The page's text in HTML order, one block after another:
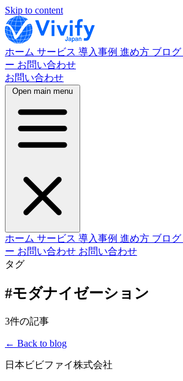
Skip to content
ホーム サービス 導入事例 進め方 ブログ
ー お問い合わせ
お問い合わせ
Open main menu
ホーム サービス 導入事例 進め方 ブログ
ー お問い合わせ お問い合わせ
タグ
#モダナイゼーション
3件の記事
← Back to blog
日本ビビファイ株式会社